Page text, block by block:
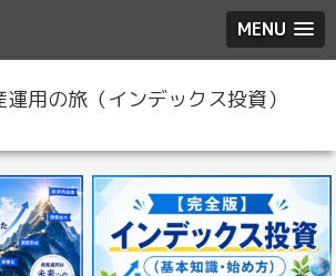
MENU
用の旅（インデックス投資）